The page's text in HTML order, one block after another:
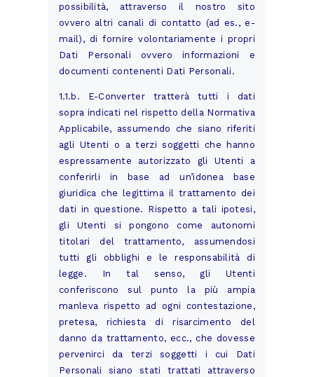
possibilità, attraverso il nostro sito
ovvero altri canali di contatto (ad es., e-
mail), di fornire volontariamente i propri
Dati Personali ovvero informazioni e
documenti contenenti Dati Personali.
1.1.b. E-Converter tratterà tutti i dati
sopra indicati nel rispetto della Normativa
Applicabile, assumendo che siano riferiti
agli Utenti o a terzi soggetti che hanno
espressamente autorizzato gli Utenti a
conferirli in base ad un’idonea base
giuridica che legittima il trattamento dei
dati in questione. Rispetto a tali ipotesi,
gli Utenti si pongono come autonomi
titolari del trattamento, assumendosi
tutti gli obblighi e le responsabilità di
legge. In tal senso, gli Utenti
conferiscono sul punto la più ampia
manleva rispetto ad ogni contestazione,
pretesa, richiesta di risarcimento del
danno da trattamento, ecc., che dovesse
pervenirci da terzi soggetti i cui Dati
Personali siano stati trattati attraverso